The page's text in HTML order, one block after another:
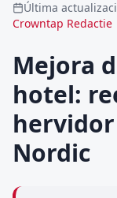
Última
Crowntap Redactie
Mejora
hotel:
Nordic